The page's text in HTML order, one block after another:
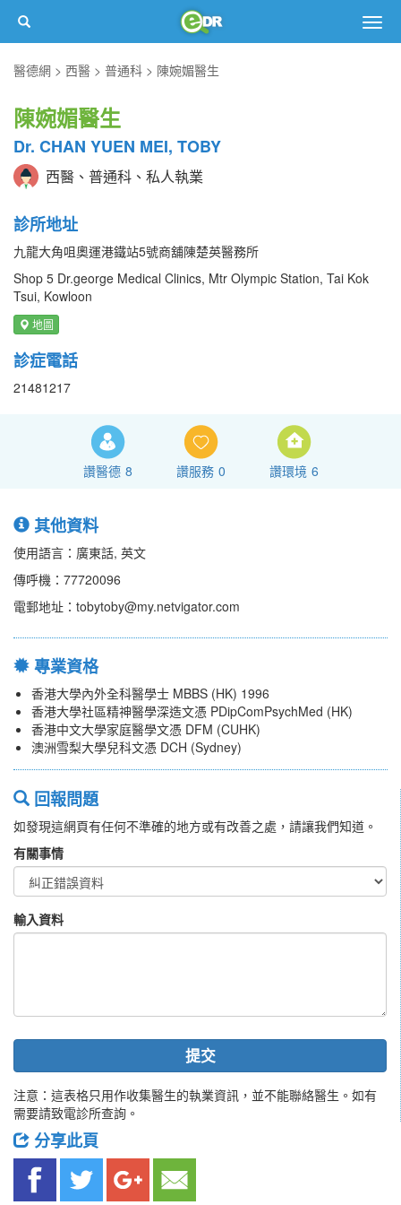
醫德網
西醫 普通科 陳婉媚醫生
陳婉媚醫生
Dr. CHAN YUEN MEI, TOBY
西醫、普通科、私人執業
診所地址
九龍大角咀奧運港鐵站5號商舖陳楚英醫務所
Shop 5 Dr.george Medical Clinics, Mtr Olympic Station, Tai Kok
Tsui, Kowloon
地圖
診症電話
21481217
讚醫德 8 讚服務 0 讚環境 6
其他資料
使用語言：廣東話, 英文
傳呼機：77720096
電郵地址：tobytoby@my.netvigator.com
專業資格
香港大學內外全科醫學士 MBBS (HK) 1996
香港大學社區精神醫學深造文憑 PDipComPsychMed (HK)
香港中文大學家庭醫學文憑 DFM (CUHK)
澳洲雪梨大學兒科文憑 DCH (Sydney)
回報問題
如發現這網頁有任何不準確的地方或有改善之處，請讓我們知道。
有關事情
輸入資料
提交
注意：這表格只用作收集醫生的執業資訊，並不能聯絡醫生。如有
需要請致電診所查詢。
分享此頁